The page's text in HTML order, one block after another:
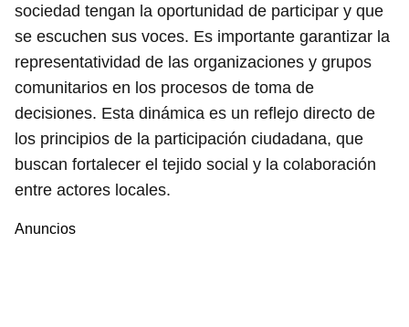
sociedad tengan la oportunidad de participar y que
se escuchen sus voces. Es importante garantizar la
representatividad de las organizaciones y grupos
comunitarios en los procesos de toma de
decisiones. Esta dinámica es un reflejo directo de
los principios de la participación ciudadana, que
buscan fortalecer el tejido social y la colaboración
entre actores locales.
Anuncios